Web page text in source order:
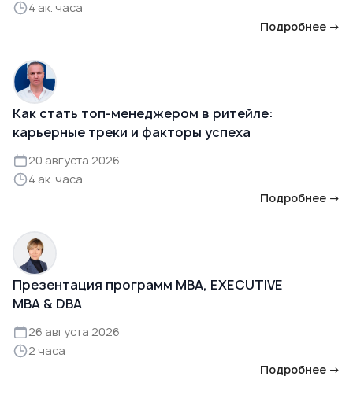
4 ак. часа
Подробнее →
Как стать топ-менеджером в ритейле:
карьерные треки и факторы успеха
20 августа 2026
4 ак. часа
Подробнее →
Презентация программ MBA, EXECUTIVE
MBA & DBA
26 августа 2026
2 часа
Подробнее →